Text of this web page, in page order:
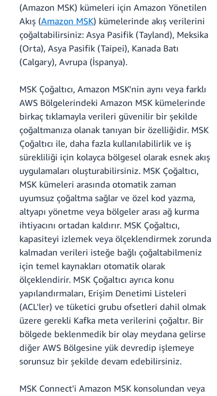
(Amazon MSK) kümeleri için Amazon Yönetilen
Akış (Amazon MSK) kümelerinde akış verilerini
çoğaltabilirsiniz: Asya Pasifik (Tayland), Meksika
(Orta), Asya Pasifik (Taipei), Kanada Batı
(Calgary), Avrupa (İspanya).
MSK Çoğaltıcı, Amazon MSK'nin aynı veya farklı
AWS Bölgelerindeki Amazon MSK kümelerinde
birkaç tıklamayla verileri güvenilir bir şekilde
çoğaltmanıza olanak tanıyan bir özelliğidir. MSK
Çoğaltıcı ile, daha fazla kullanılabilirlik ve iş
sürekliliği için kolayca bölgesel olarak esnek akış
uygulamaları oluşturabilirsiniz. MSK Çoğaltıcı,
MSK kümeleri arasında otomatik zaman
uyumsuz çoğaltma sağlar ve özel kod yazma,
altyapı yönetme veya bölgeler arası ağ kurma
ihtiyacını ortadan kaldırır. MSK Çoğaltıcı,
kapasiteyi izlemek veya ölçeklendirmek zorunda
kalmadan verileri isteğe bağlı çoğaltabilmeniz
için temel kaynakları otomatik olarak
ölçeklendirir. MSK Çoğaltıcı ayrıca konu
yapılandırmaları, Erişim Denetimi Listeleri
(ACL'ler) ve tüketici grubu ofsetleri dahil olmak
üzere gerekli Kafka meta verilerini çoğaltır. Bir
bölgede beklenmedik bir olay meydana gelirse
diğer AWS Bölgesine yük devredip işlemeye
sorunsuz bir şekilde devam edebilirsiniz.
MSK Connect'i Amazon MSK konsolundan veya